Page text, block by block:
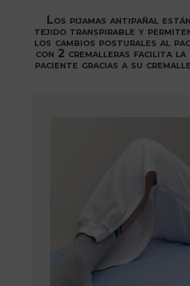
Los pijamas antipañal
tejido transpirable y
los cambios posturales al
con 2 cremalleras facilita la
paciente gracias a su